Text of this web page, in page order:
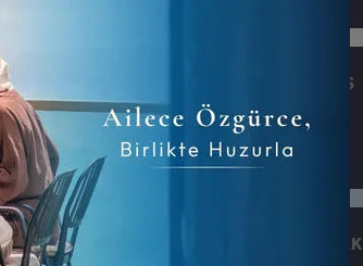
GÖRÜŞ
km
26 OCAK